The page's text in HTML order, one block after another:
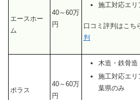
エースホー
ム
40～60万
円
施工対応エリ
口コミ評判はこ
判
ポラス
40～60万
円
木造・鉄骨造
施工対応エリ
葉県のみ